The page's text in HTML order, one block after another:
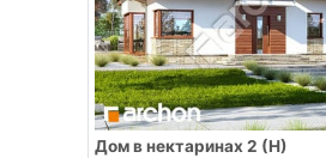
Дом в нектаринах 2 (Н)